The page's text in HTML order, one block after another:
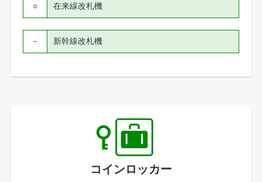
在来線改札機
○
新幹線改札機
－
コインロッカー